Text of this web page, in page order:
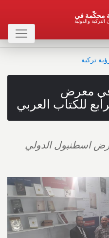
محكّمة في
التركية والدولية
تركية
في معرض
للكتاب العربي
اسطنبول الدولي